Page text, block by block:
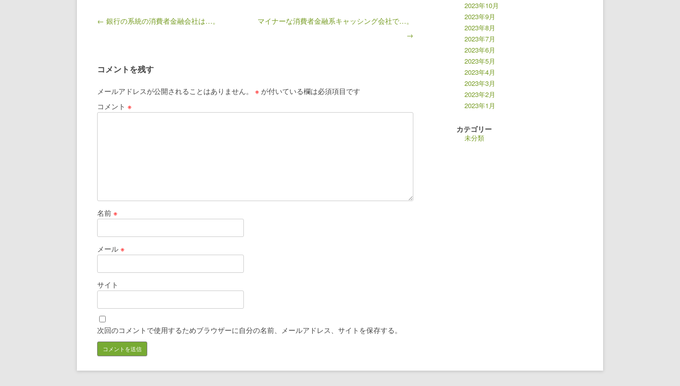
Post navigation
← 銀行の系統の消費者金融会社は…。
マイナーな消費者金融系キャッシング会社で…。
→
コメントを残す
メールアドレスが公開されることはありません。 ※ が付いている欄は必須項目です
コメント ※
名前 ※
メール ※
サイト
次回のコメントで使用するためブラウザーに自分の名前、メールアドレス、サイトを保存する。
2023年10月
2023年9月
2023年8月
2023年7月
2023年6月
2023年5月
2023年4月
2023年3月
2023年2月
2023年1月
カテゴリー
未分類